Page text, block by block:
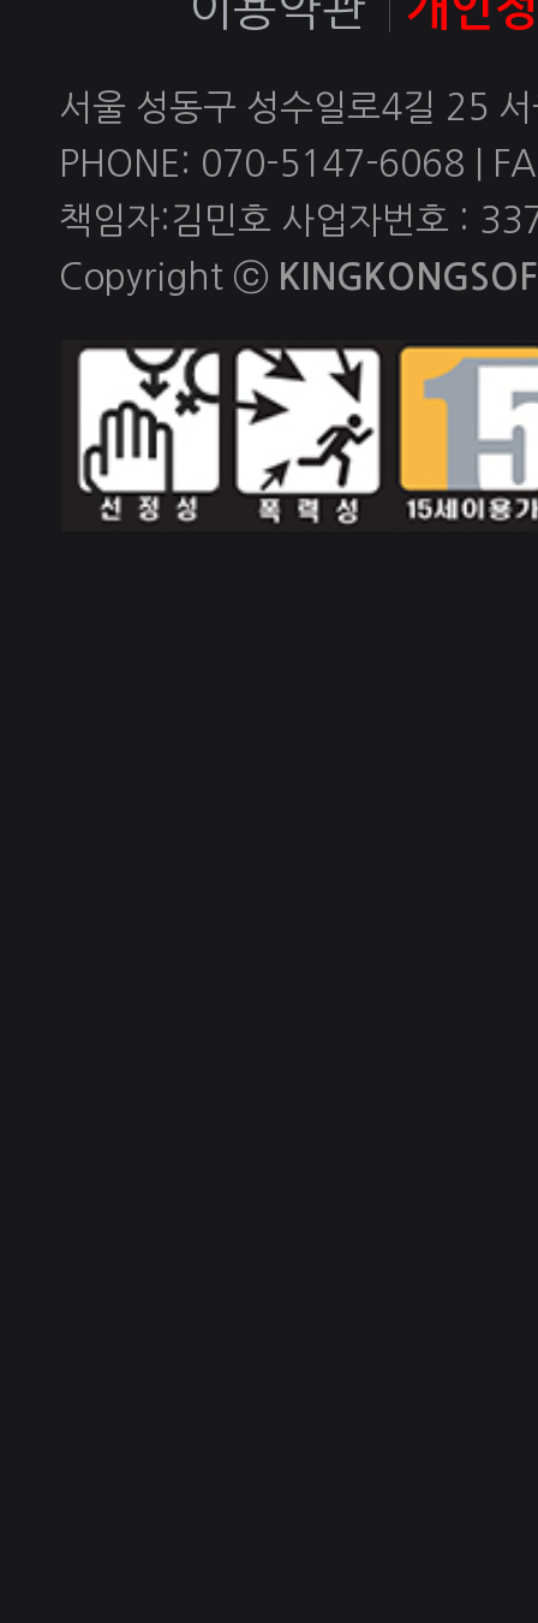
서울 성동구 성수일로4길 25
PHONE: 070-5147-6068 |
책임자:김민호 사업자번호 :
Copyright ⓒ